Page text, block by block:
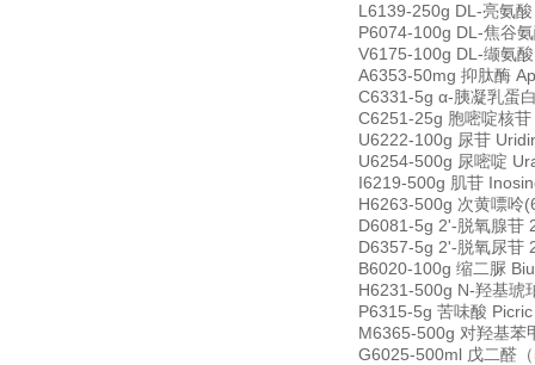
L6139-250g DL-亮氨
P6074-100g DL-焦谷
V6175-100g DL-缬氨
A6353-50mg 抑肽酶
C6331-5g α-胰凝乳蛋
C6251-25g 胞嘧啶核
U6222-100g 尿苷
U6254-500g 尿嘧啶
I6219-500g 肌苷
H6263-500g 次黄嘌呤
D6081-5g 2'-脱氧腺苷
D6357-5g 2'-脱氧尿苷
B6020-100g 缩二脲
H6231-500g N-羟基琥
P6315-5g 苦味酸
M6365-500g 对羟基苯
G6025-500ml 戊二醛